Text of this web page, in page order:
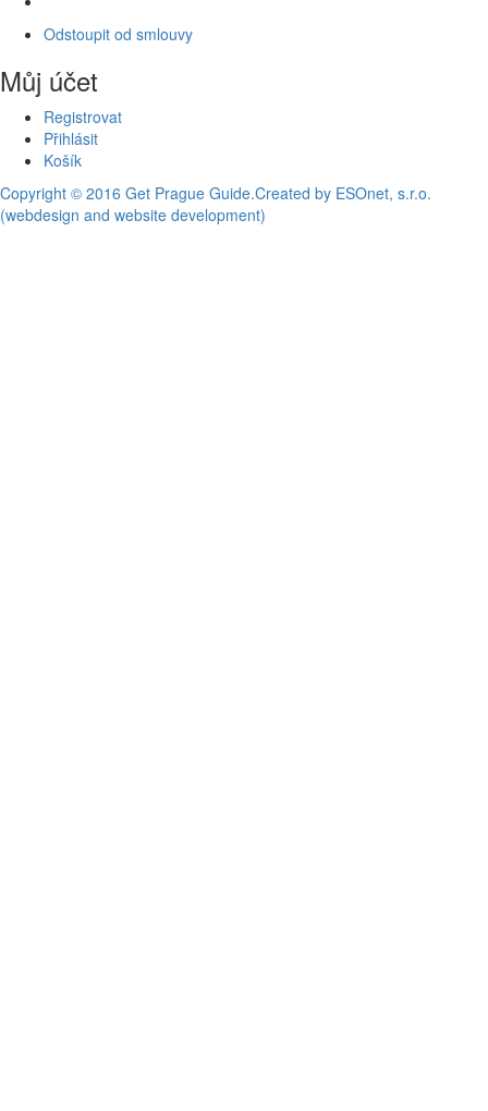
Odstoupit od smlouvy
Můj účet
Registrovat
Přihlásit
Košík
Copyright © 2016 Get Prague Guide.Created by ESOnet, s.r.o.
(webdesign and website development)